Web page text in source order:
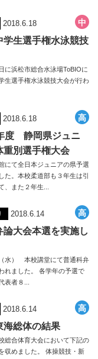
2018.6.18
学生選手権水泳競技
に浜松市総合水泳場ToBIOに
生選手権水泳競技大会が行わ
2018.6.18
度 静岡県ジュニ
重別選手権大会
にて全日本ジュニアの県予選
た。本校柔道部も３年生は引
、また２年生...
2018.6.14
論大会本選を実施し
水） 本校講堂にて普通科弁
れました。 各学年の予選で
表者８...
2018.6.14
海総体の結果
総合体育大会において下記の
収めました。 体操競技・新